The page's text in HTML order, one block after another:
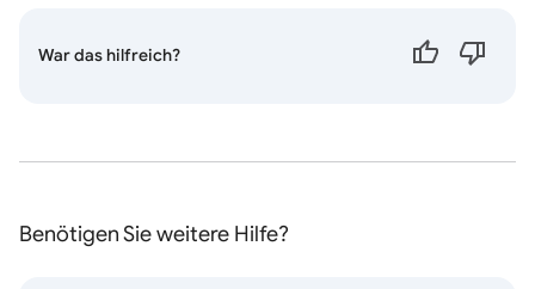
War das hilfreich?
Benötigen Sie weitere Hilfe?